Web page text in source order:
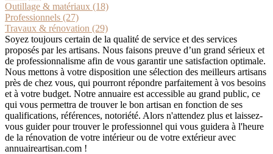
Outillage & matériaux (18)
Professionnels (27)
Travaux & rénovation (29)
Soyez toujours certain de la qualité de service et des services
proposés par les artisans. Nous faisons preuve d’un grand sérieux et
de professionnalisme afin de vous garantir une satisfaction optimale.
Nous mettons à votre disposition une sélection des meilleurs artisans
près de chez vous, qui pourront répondre parfaitement à vos besoins
et à votre budget. Notre annuaire est accessible au grand public, ce
qui vous permettra de trouver le bon artisan en fonction de ses
qualifications, références, notoriété. Alors n'attendez plus et laissez-
vous guider pour trouver le professionnel qui vous guidera à l'heure
de la rénovation de votre intérieur ou de votre extérieur avec
annuaireartisan.com !